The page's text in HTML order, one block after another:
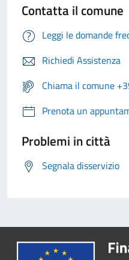
Contatta il comune
Leggi le domande
Richiedi Assistenza
Chiama il comune
Prenota un
Problemi in città
Segnala disservizio